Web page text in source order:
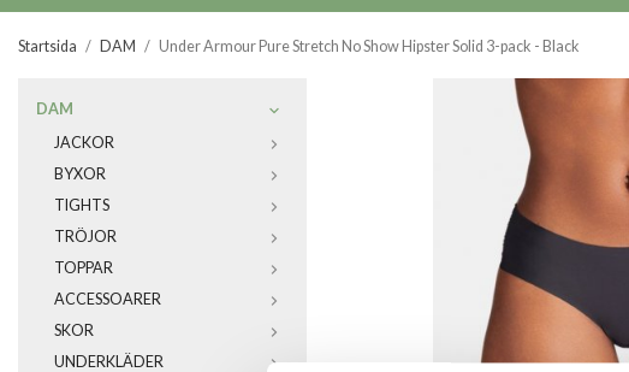
Startsida / DAM / Under Armour Pure Stretch No Show Hipster Solid 3-pack - Black
DAM
JACKOR
BYXOR
TIGHTS
TRÖJOR
TOPPAR
ACCESSOARER
SKOR
UNDERKLÄDER